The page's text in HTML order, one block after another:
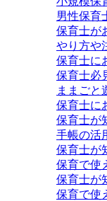
男性保育
保育士が
やり方や
保育士に
保育士必
ままごと
保育士に
保育士が
手帳の活
保育士が
保育で使
保育士が
保育で使